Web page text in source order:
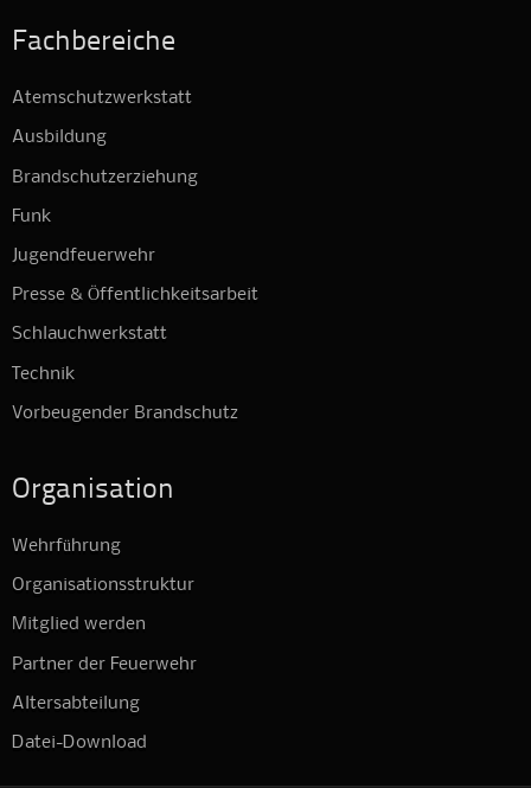
Fachbereiche
Atemschutzwerkstatt
Ausbildung
Brandschutzerziehung
Funk
Jugendfeuerwehr
Presse & Öffentlichkeitsarbeit
Schlauchwerkstatt
Technik
Vorbeugender Brandschutz
Organisation
Wehrführung
Organisationsstruktur
Mitglied werden
Partner der Feuerwehr
Altersabteilung
Datei-Download